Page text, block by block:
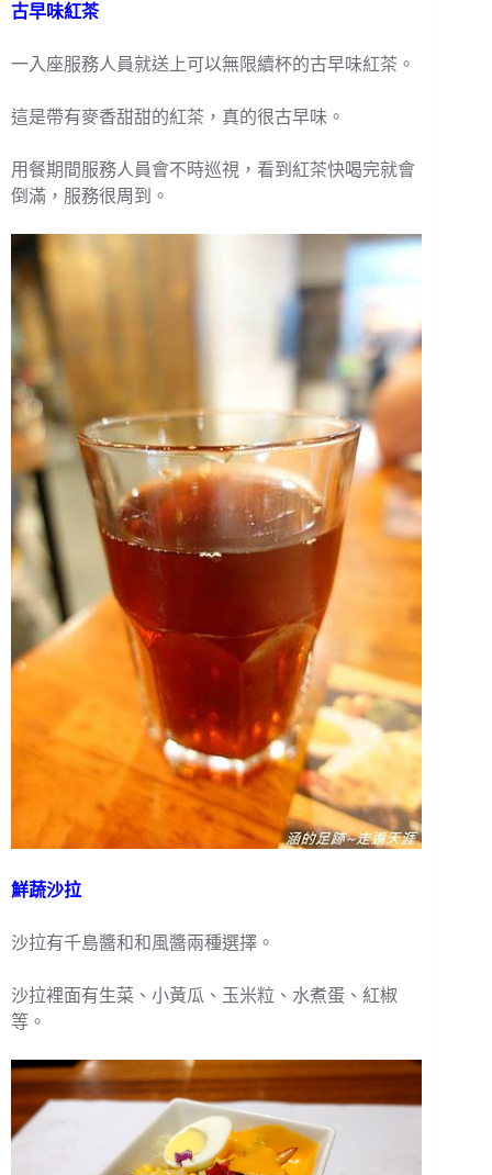
古早味紅茶
一入座服務人員就送上可以無限續杯的古早味紅茶。
這是帶有麥香甜甜的紅茶，真的很古早味。
用餐期間服務人員會不時巡視，看到紅茶快喝完就會
倒滿，服務很周到。
鮮蔬沙拉
沙拉有千島醬和和風醬兩種選擇。
沙拉裡面有生菜、小黃瓜、玉米粒、水煮蛋、紅椒
等。